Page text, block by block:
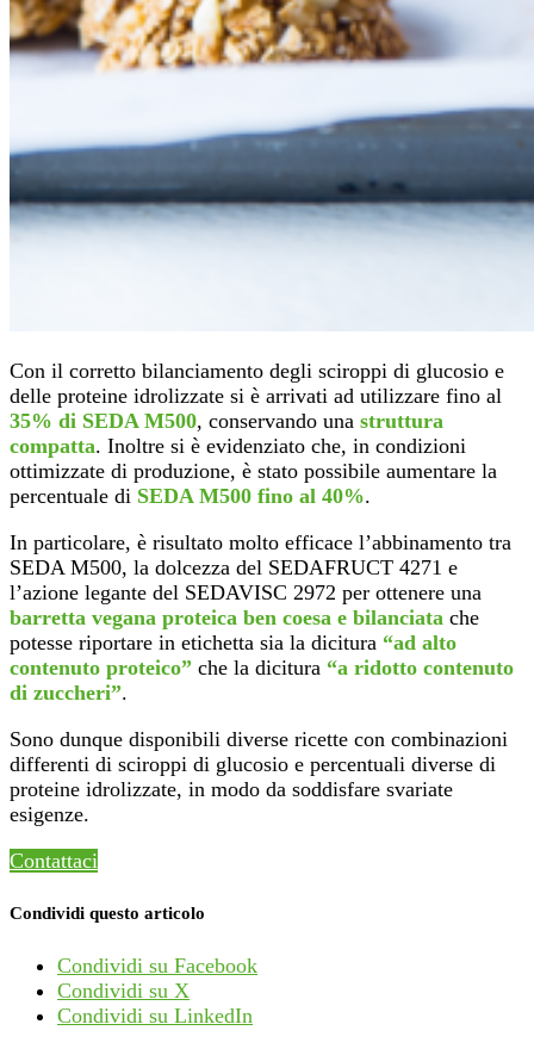
Con il corretto bilanciamento degli sciroppi di glucosio e
delle proteine idrolizzate si è arrivati ad utilizzare fino al
35% di SEDA M500, conservando una struttura
compatta. Inoltre si è evidenziato che, in condizioni
ottimizzate di produzione, è stato possibile aumentare la
percentuale di SEDA M500 fino al 40%.
In particolare, è risultato molto efficace l’abbinamento tra
SEDA M500, la dolcezza del SEDAFRUCT 4271 e
l’azione legante del SEDAVISC 2972 per ottenere una
barretta vegana proteica ben coesa e bilanciata che
potesse riportare in etichetta sia la dicitura “ad alto
contenuto proteico” che la dicitura “a ridotto contenuto
di zuccheri”.
Sono dunque disponibili diverse ricette con combinazioni
differenti di sciroppi di glucosio e percentuali diverse di
proteine idrolizzate, in modo da soddisfare svariate
esigenze.
Contattaci
Condividi questo articolo
Condividi su Facebook
Condividi su X
Condividi su LinkedIn